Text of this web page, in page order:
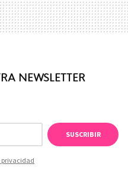
NEWSLETTER
SUSCRIBIR
privacidad